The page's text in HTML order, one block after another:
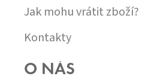
Jak mohu vrátit zboží?
Kontakty
O NÁS